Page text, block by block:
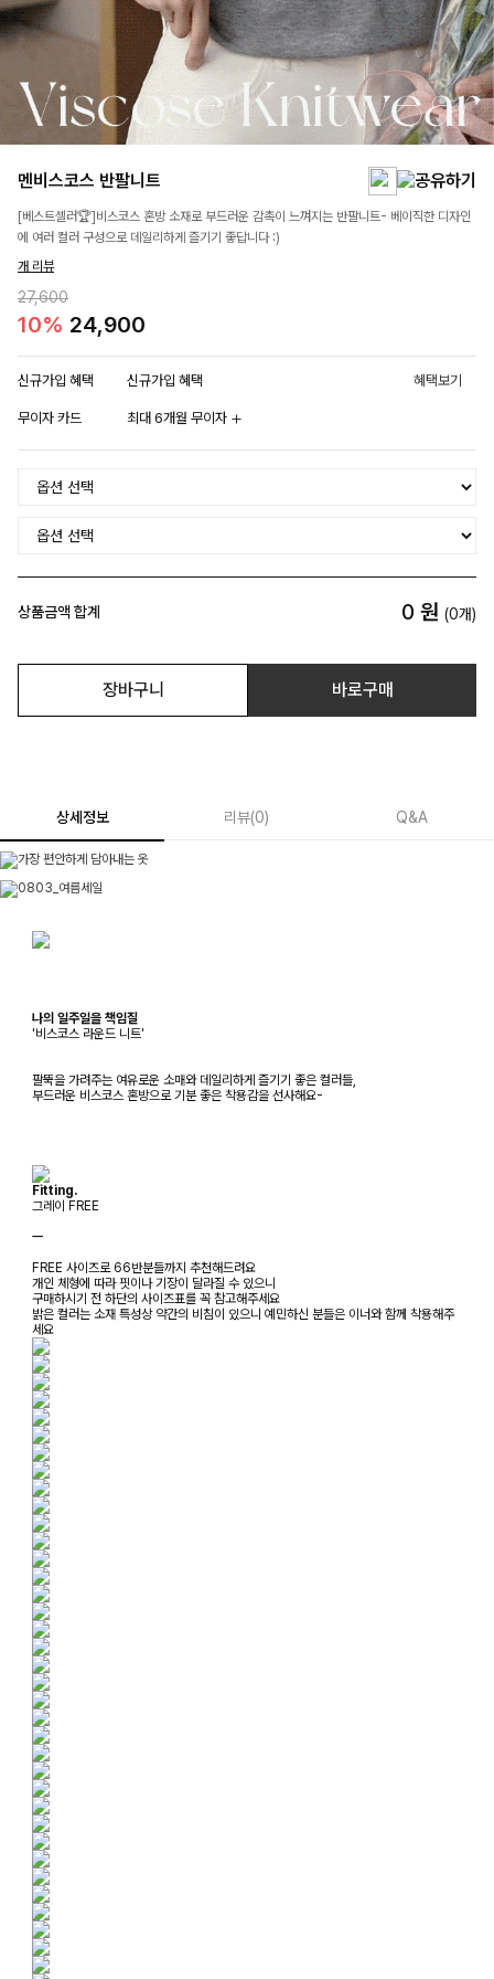
멘비스코스 반팔니트
[베스트셀러🏆]비스코스 혼방 소재로 부드러운 감촉이 느껴지는 반팔니트- 베이직한 디자인
에 여러 컬러 구성으로 데일리하게 즐기기 좋답니다 :)
개 리뷰
27,600
10% 24,900
신규가입 혜택 신규가입 혜택 혜택보기
무이자 카드 최대 6개월 무이자
상품금액 합계 0 원 (0개)
장바구니 바로구매
상세정보 리뷰(0) Q&A
나의 일주일을 책임질
'비스코스 라운드 니트'
팔뚝을 가려주는 여유로운 소매와 데일리하게 즐기기 좋은 컬러들,
부드러운 비스코스 혼방으로 기분 좋은 착용감을 선사해요-
Fitting.
그레이 FREE
ㅡ
FREE 사이즈로 66반분들까지 추천해드려요
개인 체형에 따라 핏이나 기장이 달라질 수 있으니
구매하시기 전 하단의 사이즈표를 꼭 참고해주세요
밝은 컬러는 소재 특성상 약간의 비침이 있으니 예민하신 분들은 이너와 함께 착용해주
세요